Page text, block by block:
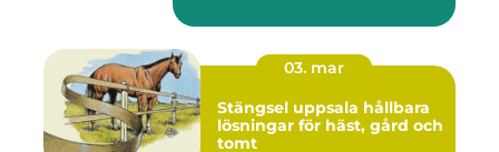
03. mar
Stängsel uppsala hållbara
lösningar för häst, gård och
tomt